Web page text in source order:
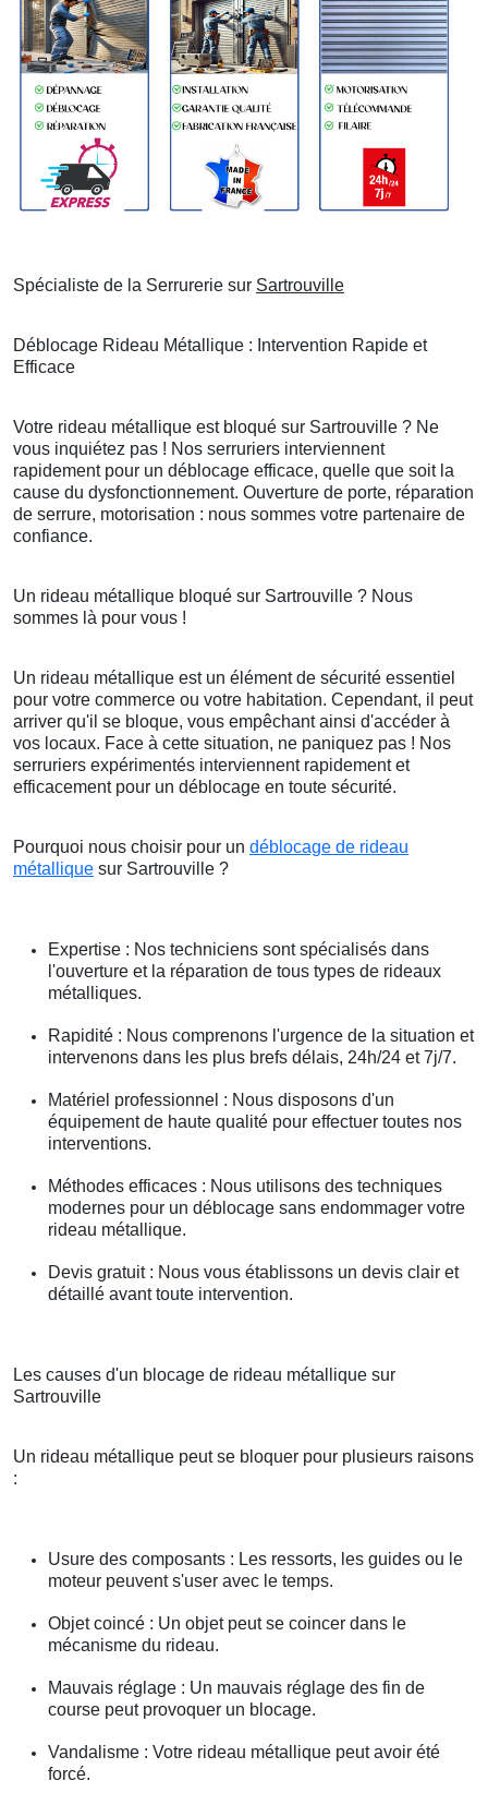
Spécialiste de la Serrurerie sur Sartrouville
Déblocage Rideau Métallique : Intervention Rapide et
Efficace
Votre rideau métallique est bloqué sur Sartrouville ? Ne
vous inquiétez pas ! Nos serruriers interviennent
rapidement pour un déblocage efficace, quelle que soit la
cause du dysfonctionnement. Ouverture de porte, réparation
de serrure, motorisation : nous sommes votre partenaire de
confiance.
Un rideau métallique bloqué sur Sartrouville ? Nous
sommes là pour vous !
Un rideau métallique est un élément de sécurité essentiel
pour votre commerce ou votre habitation. Cependant, il peut
arriver qu'il se bloque, vous empêchant ainsi d'accéder à
vos locaux. Face à cette situation, ne paniquez pas ! Nos
serruriers expérimentés interviennent rapidement et
efficacement pour un déblocage en toute sécurité.
Pourquoi nous choisir pour un déblocage de rideau
métallique sur Sartrouville ?
Expertise : Nos techniciens sont spécialisés dans
l'ouverture et la réparation de tous types de rideaux
métalliques.
Rapidité : Nous comprenons l'urgence de la situation et
intervenons dans les plus brefs délais, 24h/24 et 7j/7.
Matériel professionnel : Nous disposons d'un
équipement de haute qualité pour effectuer toutes nos
interventions.
Méthodes efficaces : Nous utilisons des techniques
modernes pour un déblocage sans endommager votre
rideau métallique.
Devis gratuit : Nous vous établissons un devis clair et
détaillé avant toute intervention.
Les causes d'un blocage de rideau métallique sur
Sartrouville
Un rideau métallique peut se bloquer pour plusieurs raisons
:
Usure des composants : Les ressorts, les guides ou le
moteur peuvent s'user avec le temps.
Objet coincé : Un objet peut se coincer dans le
mécanisme du rideau.
Mauvais réglage : Un mauvais réglage des fin de
course peut provoquer un blocage.
Vandalisme : Votre rideau métallique peut avoir été
forcé.